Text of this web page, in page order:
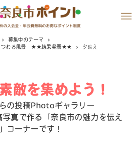
募集中のテーマ
つわる風景 ★★結果発表★★
夕映え
敵を集めよう！
の投稿Photoギャラリー
真で作る「奈良市の魅力を伝え
コーナーです！